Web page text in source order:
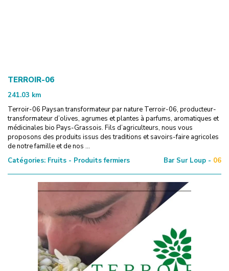
TERROIR-06
241.03 km
Terroir-06 Paysan transformateur par nature Terroir-06, producteur-
transformateur d’olives, agrumes et plantes à parfums, aromatiques et
médicinales bio Pays-Grassois. Fils d’agriculteurs, nous vous
proposons des produits issus des traditions et savoirs-faire agricoles
de notre famille et de nos ...
Catégories: Fruits - Produits fermiers Bar Sur Loup - 06